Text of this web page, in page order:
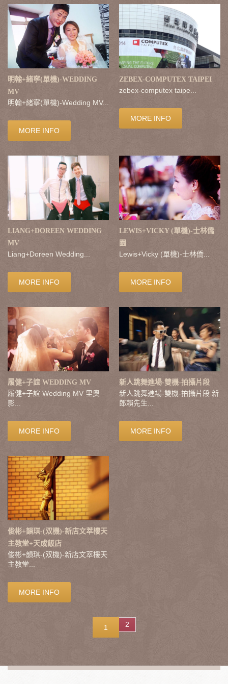
明翰+緒寧(單機)-WEDDING
MV
明翰+緒寧(單機)-Wedding MV...
MORE INFO
ZEBEX-COMPUTEX TAIPEI
zebex-computex taipe...
MORE INFO
LIANG+DOREEN WEDDING
MV
Liang+Doreen Wedding...
MORE INFO
LEWIS+VICKY (單機)-士林僑
園
Lewis+Vicky (單機)-士林僑...
MORE INFO
履健+子誼 WEDDING MV
履健+子誼 Wedding MV 里奧
影...
MORE INFO
新人跳舞進場-雙機-拍攝片段
新人跳舞進場-雙機-拍攝片段 新
郎賴先生...
MORE INFO
俊彬+韻琪-(双機)-新店文萃樓天
主教堂+天成飯店
俊彬+韻琪-(双機)-新店文萃樓天
主教堂...
MORE INFO
1 2